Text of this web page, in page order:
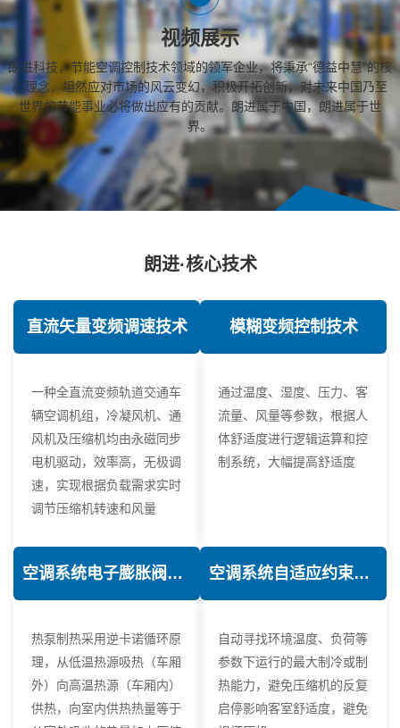
视频展示
朗进科技，节能空调控制技术领域的领军企业，将秉承“德益中慧”的核
心理念，坦然应对市场的风云变幻，积极开拓创新，对未来中国乃至
世界的节能事业必将做出应有的贡献。朗进属于中国，朗进属于世
界。
朗进·核心技术
直流矢量变频调速技术
一种全直流变频轨道交通车
辆空调机组，冷凝风机、通
风机及压缩机均由永磁同步
电机驱动，效率高，无极调
速，实现根据负载需求实时
调节压缩机转速和风量
模糊变频控制技术
通过温度、湿度、压力、客
流量、风量等参数，根据人
体舒适度进行逻辑运算和控
制系统，大幅提高舒适度
空调系统电子膨胀阀热力学优化技术
热泵制热采用逆卡诺循环原
理，从低温热源吸热（车厢
外）向高温热源（车厢内）
供热，向室内供热热量等于
空调系统自适应约束控制技术
自动寻找环境温度、负荷等
参数下运行的最大制冷或制
热能力，避免压缩机的反复
启停影响客室舒适度，避免